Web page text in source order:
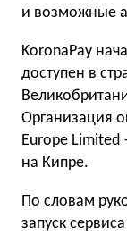
и возможные
KoronaPay
доступен в
Организация
Europe
на Кипре.
По словам
запуск